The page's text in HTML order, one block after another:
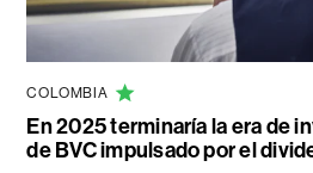
COLOMBIA
En 2025 terminaría la era de
de BVC impulsado por el